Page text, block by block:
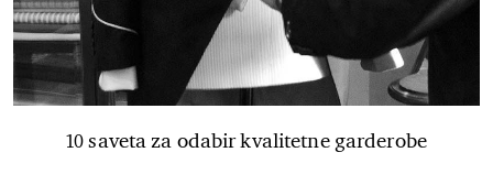
10 saveta za odabir kvalitetne garderobe